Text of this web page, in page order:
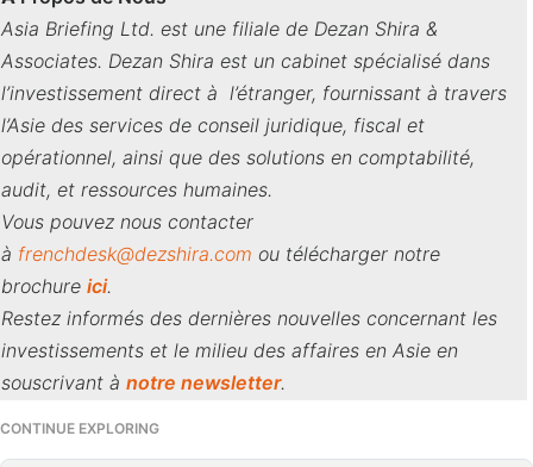
Asia Briefing Ltd. est une filiale de Dezan Shira &
Associates. Dezan Shira est un cabinet spécialisé dans
l’investissement direct à l’étranger, fournissant à travers
l’Asie des services de conseil juridique, fiscal et
opérationnel, ainsi que des solutions en comptabilité,
audit, et ressources humaines.
Vous pouvez nous contacter
à frenchdesk@dezshira.com ou télécharger notre
brochure ici.
Restez informés des dernières nouvelles concernant les
investissements et le milieu des affaires en Asie en
souscrivant à notre newsletter.
CONTINUE EXPLORING